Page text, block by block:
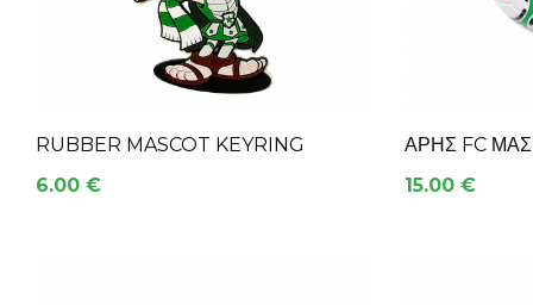
RUBBER MASCOT KEYRING
6.00 €
ΑΡΗΣ FC
15.00 €